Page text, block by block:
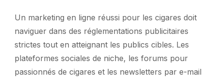
Un marketing en ligne réussi pour les cigares doit
naviguer dans des réglementations publicitaires
strictes tout en atteignant les publics cibles. Les
plateformes sociales de niche, les forums pour
passionnés de cigares et les newsletters par e-mail